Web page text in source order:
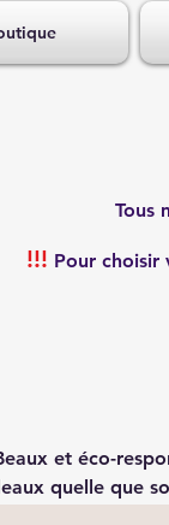
Tous
!!! Pour
et éco-
quelle que